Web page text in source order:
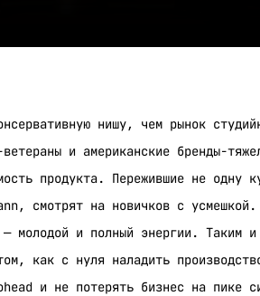
нишу, чем рынок
и американские бренды-
продукта. Пережившие не одну
смотрят на новичков с усмешкой.
молодой и полный энергии. Таким и
как с нуля наладить
и не потерять бизнес на пике